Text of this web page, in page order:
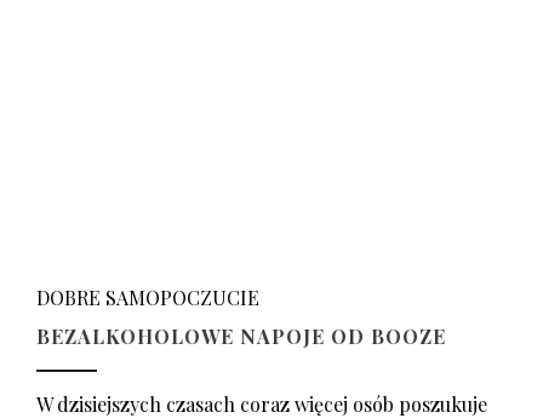
DOBRE SAMOPOCZUCIE
BEZALKOHOLOWE NAPOJE OD BOOZE
W dzisiejszych czasach coraz więcej osób poszukuje